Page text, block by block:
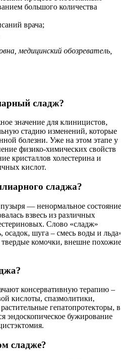
большого количества
врача;
медицинский обозреватель,
сладж?
значение для клиницистов,
стадию изменений, которые
болезни. Уже на этом этапе у
физико-химических свойств
кристаллов холестерина и
кислот.
сладжа?
— ненормальное
взвесь из различных
Слово «сладж»
осадок, шуга – смесь воды и
комочки, внешне похожие
консервативную терапию –
кислоты, спазмолитики,
гепатопротекторы, в
эндоскопическое бужирование
сладже?